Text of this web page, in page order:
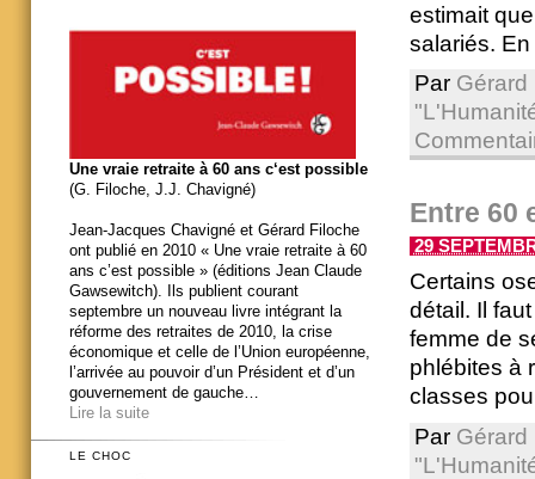
estimait
salariés.
Par Gérard
Entre 60
29
Certains
détail. Il
femme de
phlébites à
classes
Par Gérard
Une vraie retraite à 60 ans c‘est possible
(G. Filoche, J.J. Chavigné)
Jean-Jacques Chavigné et Gérard Filoche
ont publié en 2010 « Une vraie retraite à 60
ans c’est possible » (éditions Jean Claude
Gawsewitch). Ils publient courant
septembre un nouveau livre intégrant la
réforme des retraites de 2010, la crise
économique et celle de l’Union européenne,
l’arrivée au pouvoir d’un Président et d’un
gouvernement de gauche…
Lire la suite
LE CHOC